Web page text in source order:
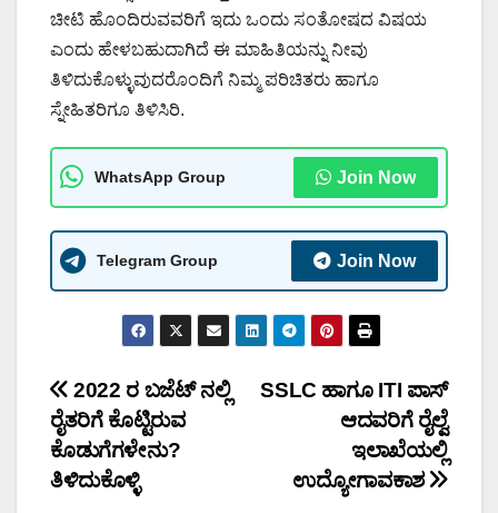
ಚೀಟಿ ಹೊಂದಿರುವವರಿಗೆ ಇದು ಒಂದು ಸಂತೋಷದ ವಿಷಯ
ಎಂದು ಹೇಳಬಹುದಾಗಿದೆ ಈ ಮಾಹಿತಿಯನ್ನು ನೀವು
ತಿಳಿದುಕೊಳ್ಳುವುದರೊಂದಿಗೆ ನಿಮ್ಮ ಪರಿಚಿತರು ಹಾಗೂ
ಸ್ನೇಹಿತರಿಗೂ ತಿಳಿಸಿರಿ.
WhatsApp Group Join Now
Telegram Group Join Now
Post
navigation
SSLC ಹಾಗೂ ITI ಪಾಸ್
ಆದವರಿಗೆ ರೈಲ್ವೆ
ಇಲಾಖೆಯಲ್ಲಿ
ಉದ್ಯೋಗಾವಕಾಶ
2022 ರ ಬಜೆಟ್ ನಲ್ಲಿ
ರೈತರಿಗೆ ಕೊಟ್ಟಿರುವ
ಕೊಡುಗೆಗಳೇನು?
ತಿಳಿದುಕೊಳ್ಳಿ